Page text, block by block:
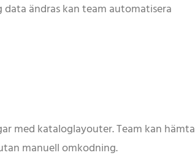
ändras kan team automatisera
med kataloglayouter. Team kan hämta
manuell omkodning.